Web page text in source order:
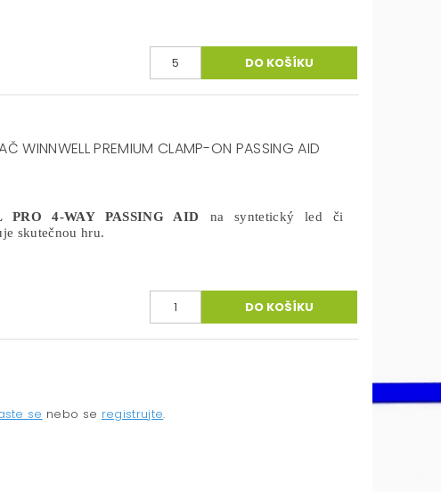
WINNWELL PREMIUM CLAMP-ON PASSING AID
PRO 4-WAY PASSING AID na syntetický led či
skutečnou hru.
se nebo se registrujte.